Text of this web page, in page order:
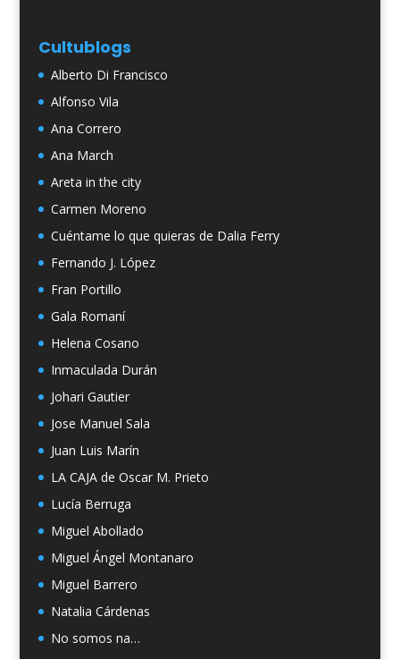
Cultublogs
Alberto Di Francisco
Alfonso Vila
Ana Correro
Ana March
Areta in the city
Carmen Moreno
Cuéntame lo que quieras de Dalia Ferry
Fernando J. López
Fran Portillo
Gala Romaní
Helena Cosano
Inmaculada Durán
Johari Gautier
Jose Manuel Sala
Juan Luis Marín
LA CAJA de Oscar M. Prieto
Lucía Berruga
Miguel Abollado
Miguel Ángel Montanaro
Miguel Barrero
Natalia Cárdenas
No somos na…